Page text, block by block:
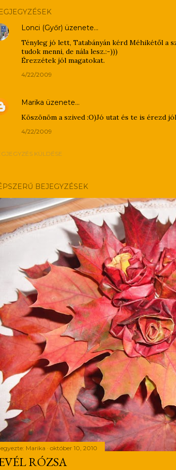
Lonci (Győr) üzenete…
Tényleg jó lett, Tatabányán kérd Méhikétől a
tudok menni, de nála lesz.:-)))
Érezzétek jól magatokat.
4/22/2009
Marika üzenete…
Köszönöm a szived :O)Jó utat és te is érezd
4/22/2009
KÜLDÉSE
BEJEGYZÉSEK
Marika október 10, 2010
RÓZSA